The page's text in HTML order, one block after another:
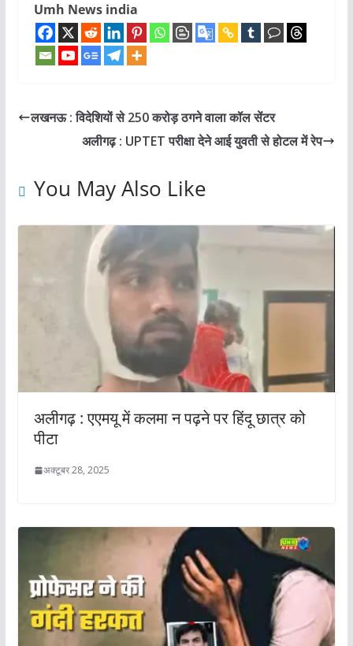
Umh News india
लखनऊ : विदेशियों से 250 करोड़ ठगने वाला कॉल सेंटर
अलीगढ़ : UPTET परीक्षा देने आई युवती से होटल में रेप
You May Also Like
अलीगढ़ : एएमयू में कलमा न पढ़ने पर हिंदू छात्र को
पीटा
अक्टूबर 28, 2025